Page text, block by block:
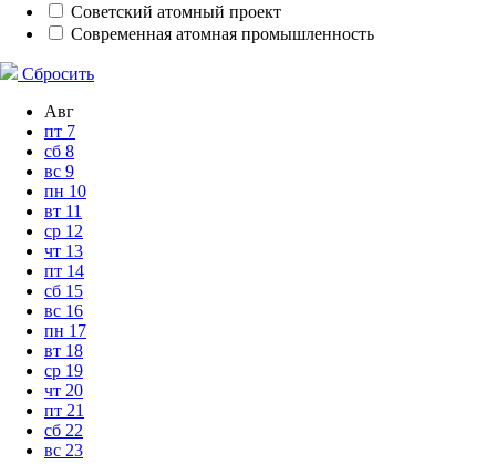
Советский атомный проект
Современная атомная промышленность
Сбросить
Авг
пт 7
сб 8
вс 9
пн 10
вт 11
ср 12
чт 13
пт 14
сб 15
вс 16
пн 17
вт 18
ср 19
чт 20
пт 21
сб 22
вс 23